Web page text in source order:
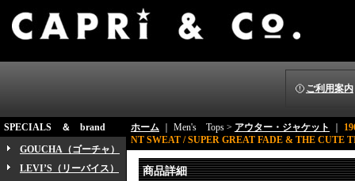
ご利用案内
SPECIALS ＆ brand
GOUCHA（ゴーチャ）
LEVI’S（リーバイス）
ホーム ｜ Men's Tops > アウター・ジャケット
NT SWEAT / SUPER GREAT FADE & THE CUTE
商品詳細